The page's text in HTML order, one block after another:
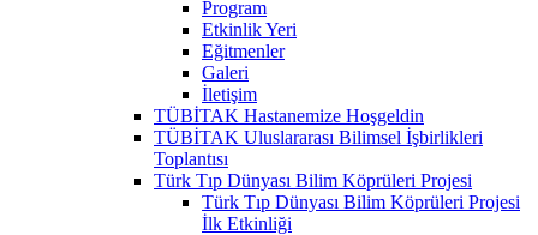
Program
Etkinlik Yeri
Eğitmenler
Galeri
İletişim
TÜBİTAK Hastanemize Hoşgeldin
TÜBİTAK Uluslararası Bilimsel İşbirlikleri
Toplantısı
Türk Tıp Dünyası Bilim Köprüleri Projesi
Türk Tıp Dünyası Bilim Köprüleri Projesi
İlk Etkinliği